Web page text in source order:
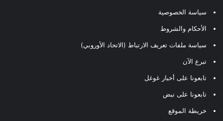
سياسة الخصوصية
الأحكام والشروط
سياسة ملفات تعريف الارتباط (الاتحاد الأوروبي)
تبرع الآن
تابعونا على أخبار غوغل
تابعونا على نبض
خريطة الموقع